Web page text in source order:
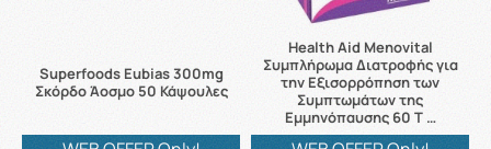
Superfoods Eubias 300mg
Σκόρδο Άοσμο 50 Κάψουλες
Health Aid Menovital
Συμπλήρωμα Διατροφής για
την Εξισορρόπηση των
Συμπτωμάτων της
Εμμηνόπαυσης 60 Τ …